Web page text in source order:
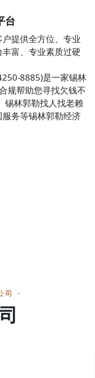
台
提供全方位、专业
富、专业素质过硬
8885)是一家锡林
规帮助您寻找欠钱不
锡林郭勒找人找老赖
务等锡林郭勒经济
司